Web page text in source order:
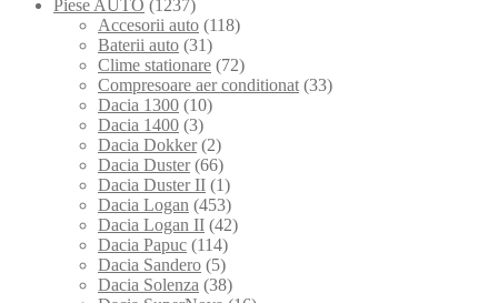
Piese AUTO (1237)
Accesorii auto (118)
Baterii auto (31)
Clime stationare (72)
Compresoare aer conditionat (33)
Dacia 1300 (10)
Dacia 1400 (3)
Dacia Dokker (2)
Dacia Duster (66)
Dacia Duster II (1)
Dacia Logan (453)
Dacia Logan II (42)
Dacia Papuc (114)
Dacia Sandero (5)
Dacia Solenza (38)